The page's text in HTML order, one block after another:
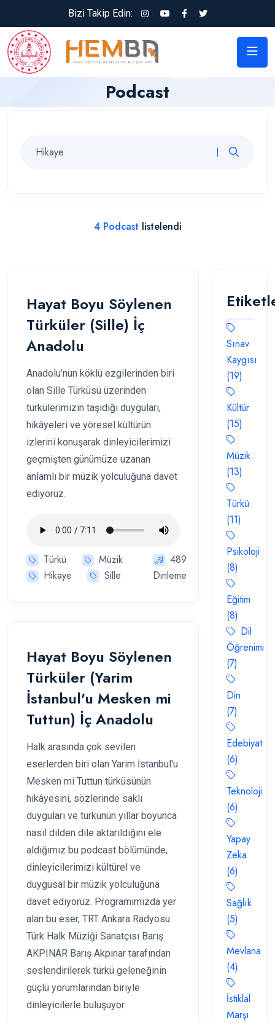
Bizi Takip Edin:
Podcast
4 Podcast listelendi
Hayat Boyu Söylenen
Türküler (Sille) İç
Anadolu
Anadolu’nun köklü ezgilerinden biri
olan Sille Türküsü üzerinden
türkülerimizin taşıdığı duyguları,
hikâyeleri ve yöresel kültürün
izlerini konuşarak dinleyicilerimizi
geçmişten günümüze uzanan
anlamlı bir müzik yolculuğuna davet
ediyoruz.
Türkü
Müzik
Hikaye
Sille
489
Dinleme
Hayat Boyu Söylenen
Türküler (Yarim
İstanbul'u Mesken mi
Tuttun) İç Anadolu
Halk arasında çok sevilen
eserlerden biri olan Yarim İstanbul'u
Mesken mi Tuttun türküsünün
hikâyesini, sözlerinde saklı
duyguları ve türkünün yıllar boyunca
nasıl dilden dile aktarıldığını ele
aldığımız bu podcast bölümünde,
dinleyicilerimizi kültürel ve
duygusal bir müzik yolculuğuna
davet ediyoruz. Programımızda yer
alan bu eser, TRT Ankara Radyosu
Türk Halk Müziği Sanatçısı Barış
AKPINAR Barış Akpınar tarafından
seslendirilerek türkü geleneğinin
güçlü yorumlarından biriyle
dinleyicilerle buluşuyor.
Sınav
Kaygısı
(19)
Kültür
(15)
Müzik
(13)
Türkü
(11)
Psikoloji
(8)
Eğitim
(8)
Dil
Öğrenimi
(7)
Din
(7)
Edebiyat
(6)
Teknoloji
(6)
Yapay
Zeka
(6)
Sağlık
(5)
Mevlana
(4)
İstiklal
Marşı